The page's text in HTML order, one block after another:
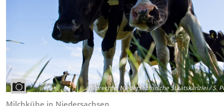
Bildrechte:Niedersächsische Staatskanzlei / S.
Milchkühe in Niedersachsen